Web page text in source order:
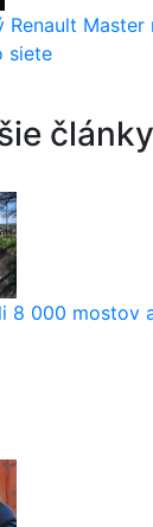
Renault Master
siete
články
8 000 mostov